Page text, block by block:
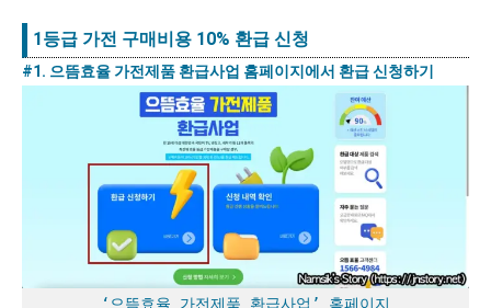
1등급 가전 구매비용 10% 환급 신청
#1. 으뜸효율 가전제품 환급사업 홈페이지에서 환급 신청하기
‘으뜸효율 가전제품 환급사업’ 홈페이지